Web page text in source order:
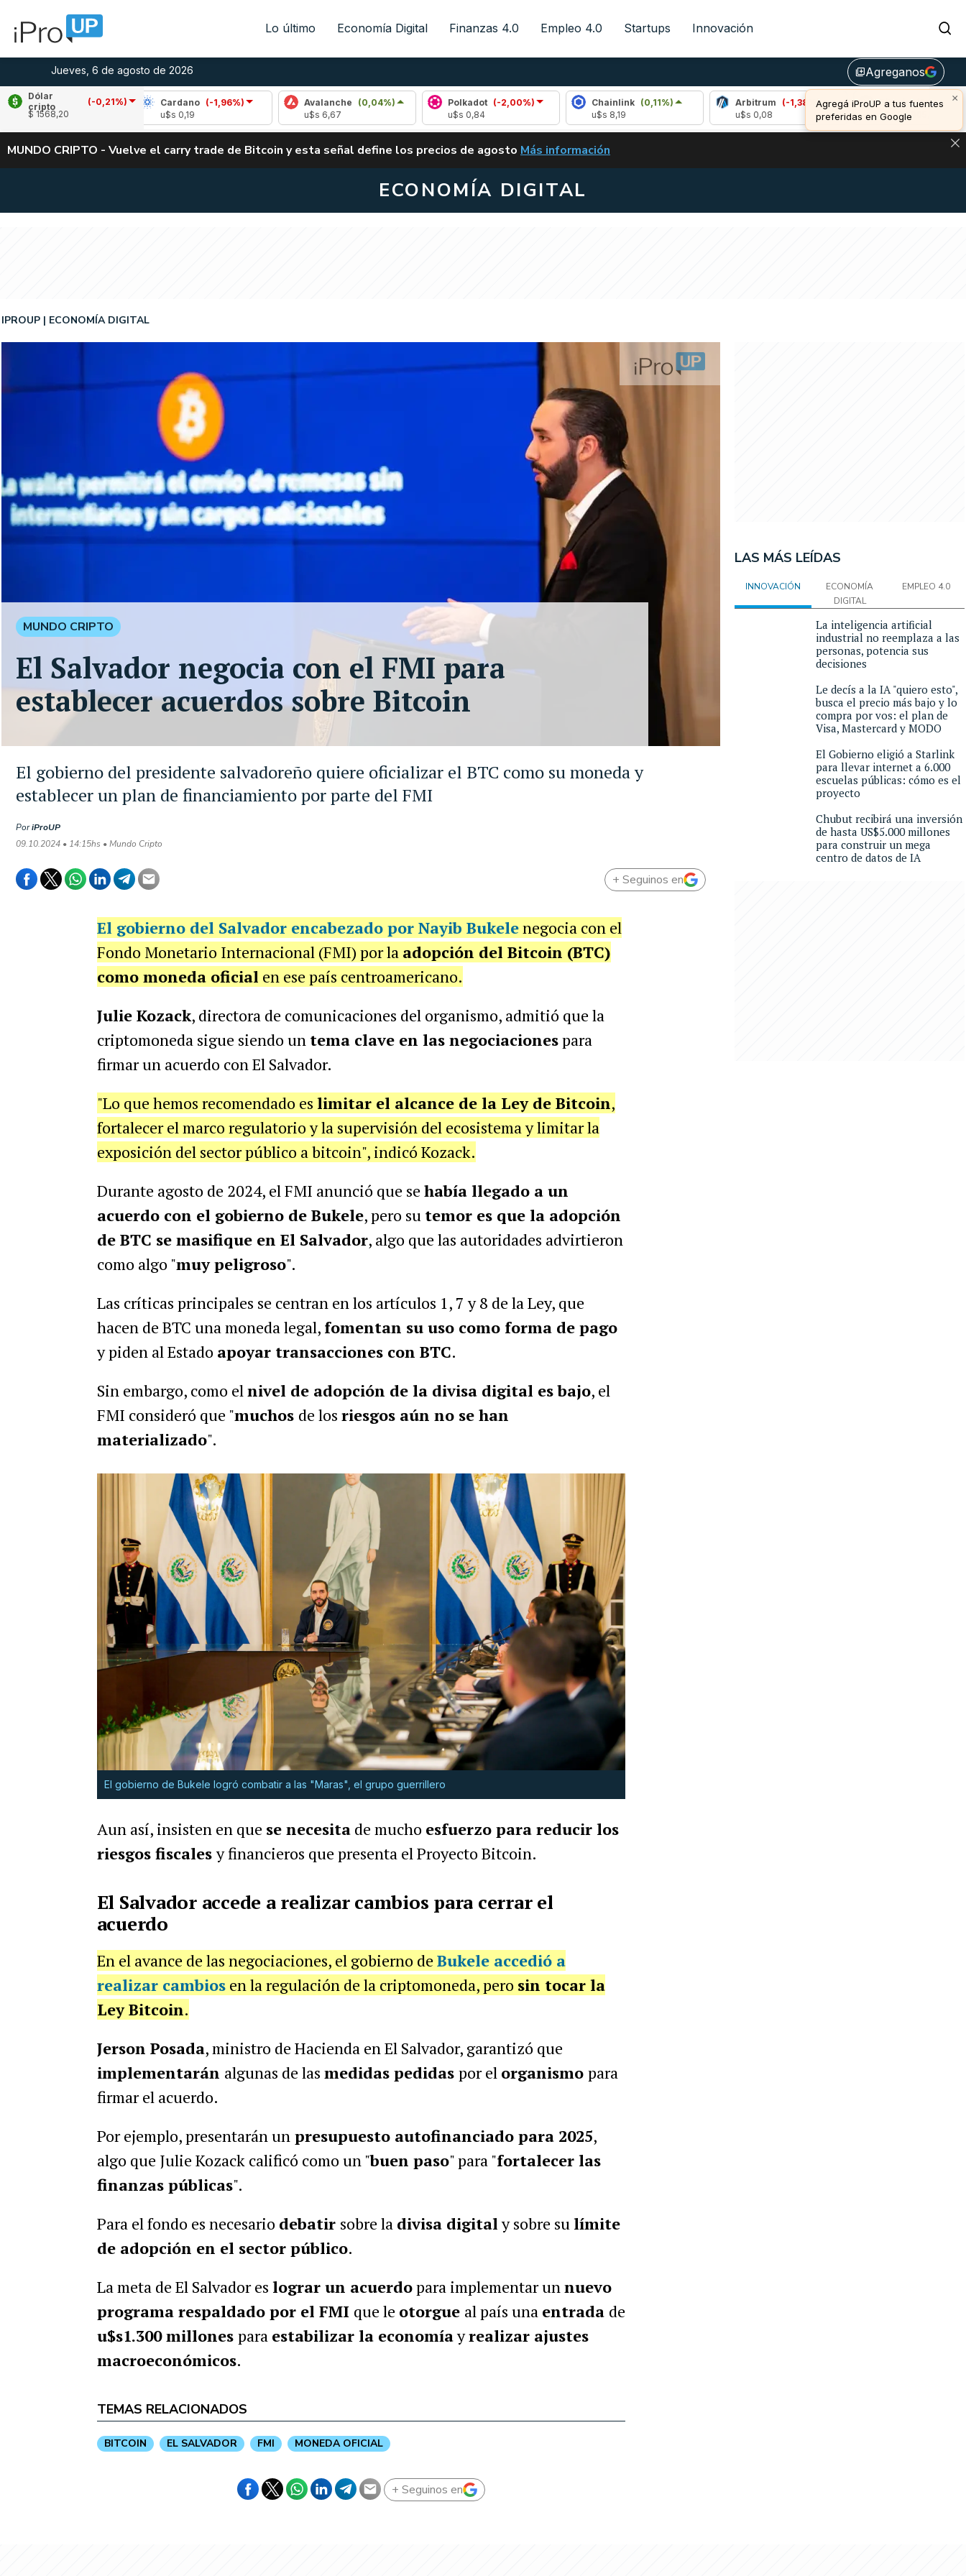
Lo último Economía Digital Finanzas 4.0 Empleo 4.0 Startups Innovación
Jueves, 6 de agosto de 2026 library_addAgreganos
×
Agregá iProUP a tus fuentes
preferidas en Google
Dólar
cripto
(-0,21%)
$ 1568,20
(-1,36%)
Cardano
(-1,96%)
Avalanche (0,04%)
Polkadot
(-2,00%)
Chainlink
(0,11%)
Arbitrum
(-1,38%)
Bitcoin (1,23%)
u$s 64.905,00
ALERTA
MUNDO CRIPTO - Vuelve el carry trade de Bitcoin y esta señal define los precios de agosto VUELVE EL CARRY TRADE DE BITCOIN Y ESTA SEÑAL DEFINE LOS PRECIOS DE
Más información
ECONOMÍA DIGITAL
El gobierno del presidente salvadoreño quiere oficializar el BTC como su moneda y
establecer un plan de financiamiento por parte del FMI
IPROUP ECONOMÍA DIGITAL
PoriProUP
09.10.2024 • 14:15hs • Mundo Cripto
MUNDO CRIPTO
El Salvador negocia con el FMI para
establecer acuerdos sobre Bitcoin
+ Seguinos en
El gobierno del Salvador encabezado por Nayib Bukelenegocia con el
Fondo Monetario Internacional (FMI) por la adopción del Bitcoin (BTC)
como moneda oficial en ese país centroamericano.
Julie Kozack, directora de comunicaciones del organismo, admitió que la
criptomoneda sigue siendo un tema clave en las negociacionespara
firmar un acuerdo con El Salvador.
"Lo que hemos recomendado es limitar el alcance de la Ley de Bitcoin,
fortalecer el marco regulatorio y la supervisión del ecosistema y limitar la
exposición del sector público a bitcoin", indicó Kozack.
Durante agosto de 2024, el FMI anunció que se había llegado a un
acuerdo con el gobierno de Bukele, pero su temor es que la adopción
de BTC se masifique en El Salvador, algo que las autoridades advirtieron
como algo "muy peligroso".
Las críticas principales se centran en los artículos 1, 7 y 8 de la Ley, que
hacen de BTC una moneda legal, fomentan su uso como forma de pago
y piden al Estado apoyar transacciones con BTC.
Sin embargo, como elnivel de adopción de la divisa digital es bajo, el
FMI consideró que "muchos de los riesgos aún no se han
materializado".
El gobierno de Bukele logró combatir a las "Maras", el grupo guerrillero
Aun así, insisten en que se necesitade mucho esfuerzo para reducir los
riesgos fiscalesy financieros que presenta el Proyecto Bitcoin.
El Salvador accede a realizar cambios para cerrar el
acuerdo
En el avance de las negociaciones, el gobierno de Bukele accedió a
realizar cambiosen la regulación de la criptomoneda, pero sin tocar la
Ley Bitcoin.
Jerson Posada, ministro de Hacienda en El Salvador, garantizó que
implementarán algunas de las medidas pedidas por el organismo para
firmar el acuerdo.
Por ejemplo, presentarán unpresupuesto autofinanciado para 2025,
algo que Julie Kozack calificó como un "buen paso" para "fortalecer las
finanzas públicas".
Para el fondo es necesario debatir sobre la divisa digitaly sobre sulímite
de adopción en el sector público.
La meta de El Salvador es lograr un acuerdopara implementar unnuevo
programa respaldado por el FMI que le otorgue al país una entrada de
u$s1.300 millones para estabilizar la economíayrealizar ajustes
macroeconómicos.
TEMAS RELACIONADOS
BITCOIN EL SALVADOR FMI MONEDA OFICIAL
+ Seguinos en
LAS MÁS LEÍDAS
INNOVACIÓN
ECONOMÍA
DIGITAL
EMPLEO 4.0
La inteligencia artificial
industrial no reemplaza a las
personas, potencia sus
decisiones
Le decís a la IA "quiero esto",
busca el precio más bajo y lo
compra por vos: el plan de
Visa, Mastercard y MODO
El Gobierno eligió a Starlink
para llevar internet a 6.000
escuelas públicas: cómo es el
proyecto
Chubut recibirá una inversión
de hasta US$5.000 millones
para construir un mega
centro de datos de IA